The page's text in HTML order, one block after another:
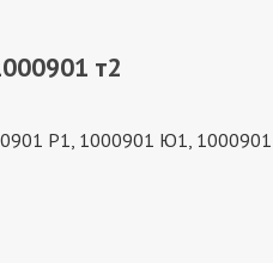
т2
Р1, 1000901 Ю1,